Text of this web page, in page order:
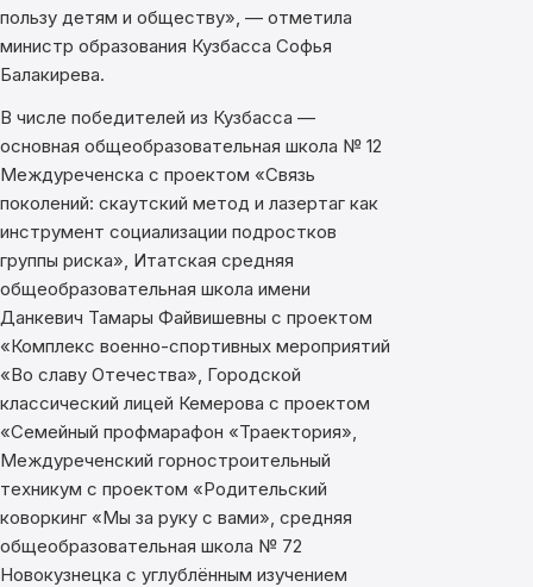
пользу детям и обществу», — отметила
министр образования Кузбасса Софья
Балакирева.
В числе победителей из Кузбасса —
основная общеобразовательная школа № 12
Междуреченска с проектом «Связь
поколений: скаутский метод и лазертаг как
инструмент социализации подростков
группы риска», Итатская средняя
общеобразовательная школа имени
Данкевич Тамары Файвишевны с проектом
«Комплекс военно-спортивных мероприятий
«Во славу Отечества», Городской
классический лицей Кемерова с проектом
«Семейный профмарафон «Траектория»,
Междуреченский горностроительный
техникум с проектом «Родительский
коворкинг «Мы за руку с вами», средняя
общеобразовательная школа № 72
Новокузнецка с углублённым изучением